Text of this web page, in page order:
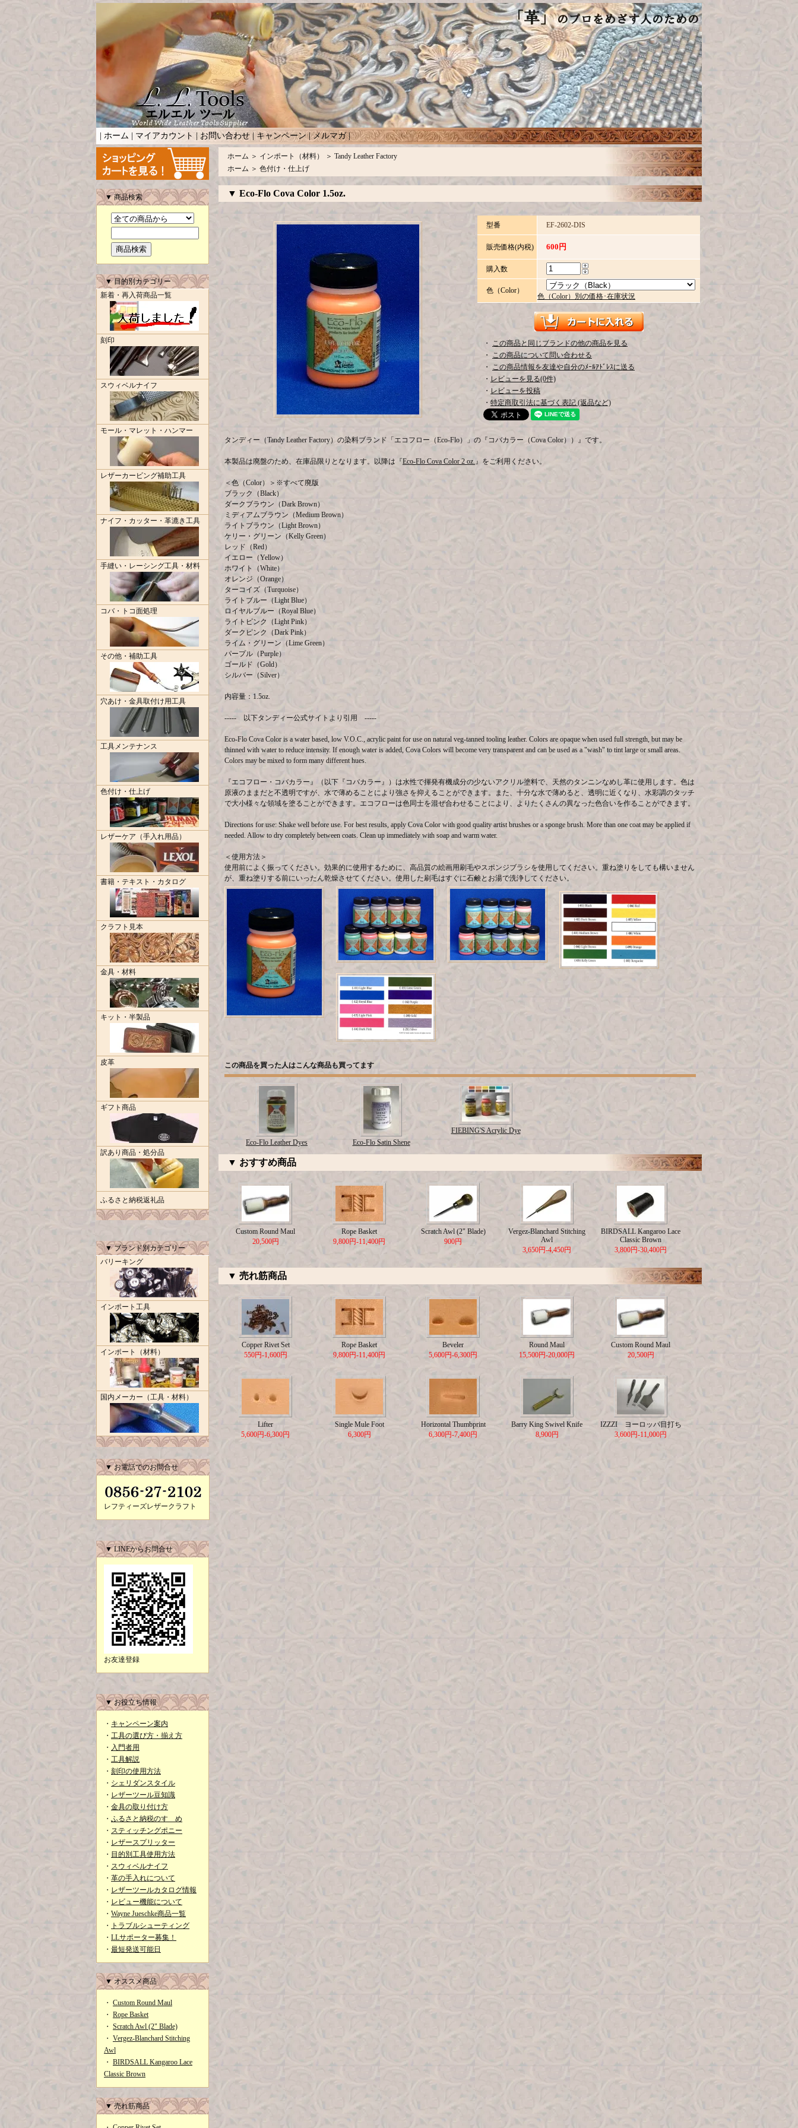
ホーム マイアカウント | お問い合わせ | キャンペーン|メルマガ|
▼ 商品検索
▼ 目的別カテゴリー
新着・再入荷商品一覧
刻印
スウィベルナイフ
モール・マレット・ハンマー
レザーカービング補助工具
ナイフ・カッター・革漉き工具
手縫い・レーシング工具・材料
コバ・トコ面処理
その他・補助工具
穴あけ・金具取付け用工具
工具メンテナンス
色付け・仕上げ
レザーケア（手入れ用品）
書籍・テキスト・カタログ
クラフト見本
金具・材料
キット・半製品
皮革
ギフト商品
訳あり商品・処分品
ふるさと納税返礼品
▼ ブランド別カテゴリー
バリーキング
インポート工具
インポート（材料）
国内メーカー（工具・材料）
▼ お電話でのお問合せ
レフティーズレザークラフト
▼ LINEからお問合せ
お友達登録
▼ お役立ち情報
・ キャンペーン案内
・ 工具の選び方・揃え方
・ 入門者用
・ 工具解説
・ 刻印の使用方法
・ シェリダンスタイル
・ レザーツール豆知識
・ 金具の取り付け方
・ ふるさと納税のすゝめ
・ スティッチングポニー
・ レザースプリッター
・ 目的別工具使用方法
・ スウィベルナイフ
・ 革の手入れについて
・ レザーツールカタログ情報
・ レビュー機能について
・ Wayne Jueschke商品一覧
・
トラブルシューティング
・ LLサポーター募集！
・ 最短発送可能日
▼ オススメ商品
・ Custom Round Maul
・ Rope Basket
・ Scratch Awl (2" Blade)
・ Vergez-Blanchard Stitching
Awl
・ BIRDSALL Kangaroo Lace
Classic Brown
▼ 売れ筋商品
ホーム ＞ インポート（材料） ＞ Tandy Leather Factory
ホーム ＞ 色付け・仕上げ
▼ Eco-Flo Cova Color 1.5oz.
型番 EF-2602-DIS
販売価格(内税) 600円
購入数
色（Color）
色（Color）別の価格･在庫状況
・ この商品と同じブランドの他の商品を見る
・ この商品について問い合わせる
・ この商品情報を友達や自分のﾒｰﾙｱﾄﾞﾚｽに送る
・ レビューを見る(0件)
・ レビューを投稿
・ 特定商取引法に基づく表記 (返品など)
タンディー（Tandy Leather Factory）の染料ブランド「エコフロー（Eco-Flo）」の『コバカラー（Cova Color））』です。
本製品は廃盤のため、在庫品限りとなります。以降は『Eco-Flo Cova Color 2 oz.』をご利用ください。
＜色（Color）＞※すべて廃版
ブラック（Black）
ダークブラウン（Dark Brown）
ミディアムブラウン（Medium Brown）
ライトブラウン（Light Brown）
ケリー・グリーン（Kelly Green）
レッド（Red）
イエロー（Yellow）
ホワイト（White）
オレンジ（Orange）
ターコイズ（Turquoise）
ライトブルー（Light Blue）
ロイヤルブルー（Royal Blue）
ライトピンク（Light Pink）
ダークピンク（Dark Pink）
ライム・グリーン（Lime Green）
パープル（Purple）
ゴールド（Gold）
シルバー（Silver）
内容量：1.5oz.
----- 以下タンディー公式サイトより引用 -----
Eco-Flo Cova Color is a water based, low V.O.C., acrylic paint for use on natural veg-tanned tooling leather. Colors are opaque when used full strength, but may be
thinned with water to reduce intensity. If enough water is added, Cova Colors will become very transparent and can be used as a "wash" to tint large or small areas.
Colors may be mixed to form many different hues.
『エコフロー・コバカラー』（以下『コバカラー』）は水性で揮発有機成分の少ないアクリル塗料で、天然のタンニンなめし革に使用します。色は
原液のままだと不透明ですが、水で薄めることにより強さを抑えることができます。また、十分な水で薄めると、透明に近くなり、水彩調のタッチ
で大小様々な領域を塗ることができます。エコフローは色同士を混ぜ合わせることにより、よりたくさんの異なった色合いを作ることができます。
Directions for use: Shake well before use. For best results, apply Cova Color with good quality artist brushes or a sponge brush. More than one coat may be applied if
needed. Allow to dry completely between coats. Clean up immediately with soap and warm water.
＜使用方法＞
使用前によく振ってください。効果的に使用するために、高品質の絵画用刷毛やスポンジブラシを使用してください。重ね塗りをしても構いません
が、重ね塗りする前にいったん乾燥させてください。使用した刷毛はすぐに石鹸とお湯で洗浄してください。
この商品を買った人はこんな商品も買ってます
Eco-Flo Leather Dyes Eco-Flo Satin Shene
FIEBING'S Acrylic Dye
▼ おすすめ商品
Custom Round Maul
20,500円
Rope Basket
9,800円-11,400円
Scratch Awl (2" Blade)
900円
Vergez-Blanchard Stitching
Awl
3,650円-4,450円
BIRDSALL Kangaroo Lace
Classic Brown
3,800円-30,400円
▼ 売れ筋商品
Copper Rivet Set
550円-1,600円
Rope Basket
9,800円-11,400円
Beveler
5,600円-6,300円
Round Maul
15,500円-20,000円
Custom Round Maul
20,500円
Lifter
5,600円-6,300円
Single Mule Foot
6,300円
Horizontal Thumbprint
6,300円-7,400円
Barry King Swivel Knife
8,900円
IZZZI ヨーロッパ目打ち
3,600円-11,000円